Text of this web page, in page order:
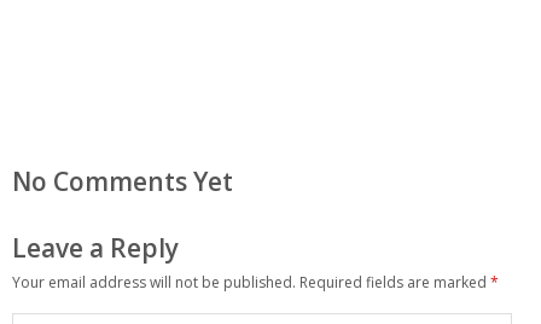
No Comments Yet
Leave a Reply
Your email address will not be published. Required fields are marked *